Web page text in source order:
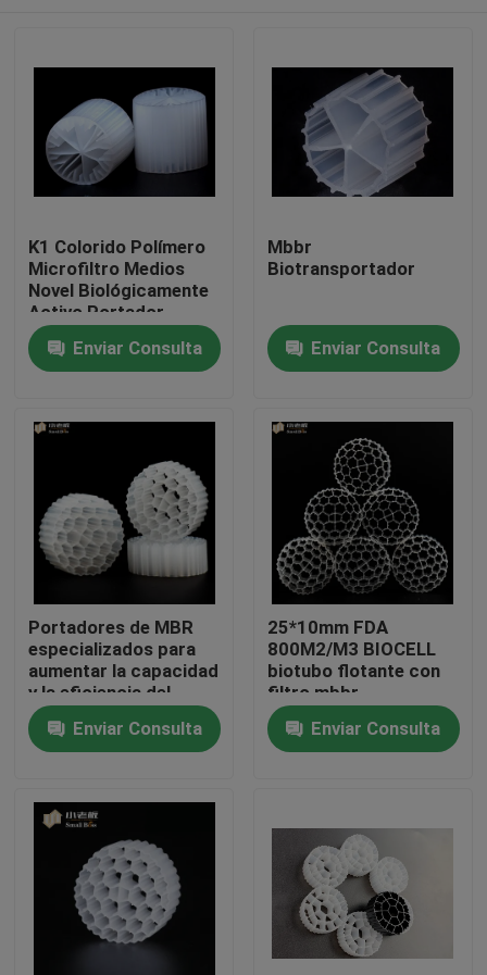
Hogar
Sobre nosotros
Viaje de la fábrica
Control de calidad
Éntrenos en contacto con
El blog
Pida una cita
Medios de filtro MBBR
K1 Colorido Polímero
Microfiltro Medios
Novel Biológicamente
Activo Portador
Enviar Consulta
Mbbr
Biotransportador
Enviar Consulta
Portadores de MBR
especializados para
aumentar la capacidad
y la eficiencia del
tratamiento biológico
Enviar Consulta
25*10mm FDA
800M2/M3 BIOCELL
biotubo flotante con
filtro mbbr
Enviar Consulta